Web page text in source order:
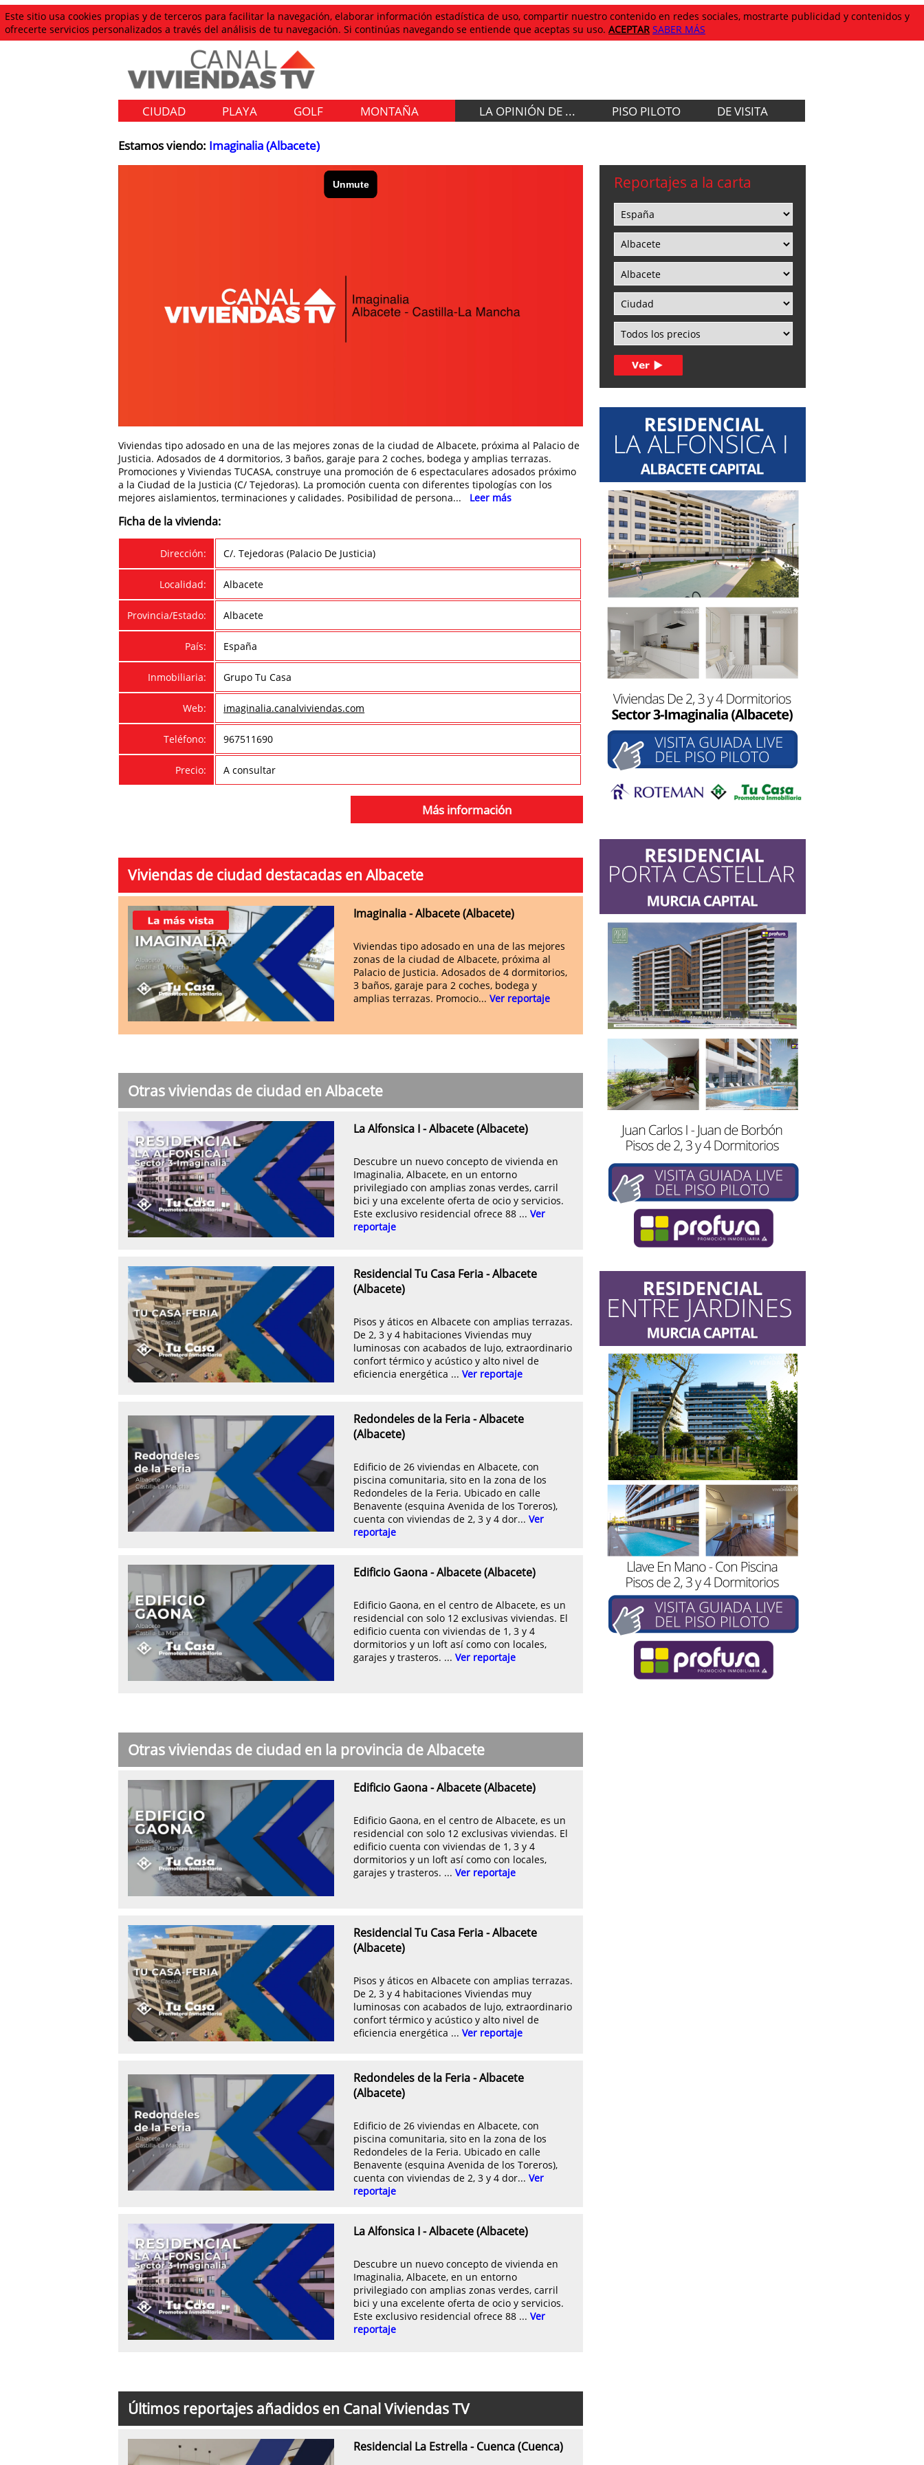
Este sitio usa cookies propias y de terceros para facilitar la navegación, elaborar información estadística de uso, compartir nuestro contenido en redes sociales, mostrarte publicidad y contenidos y
ofrecerte servicios personalizados a través del análisis de tu navegación. Si continúas navegando se entiende que aceptas su uso. ACEPTAR SABER MÁS
CIUDAD PLAYA GOLF MONTAÑA LA OPINIÓN DE ... PISO PILOTO DE VISITA
Estamos viendo: Imaginalia (Albacete)
Viviendas tipo adosado en una de las mejores zonas de la ciudad de Albacete, próxima al Palacio de
Justicia. Adosados de 4 dormitorios, 3 baños, garaje para 2 coches, bodega y amplias terrazas.
Promociones y Viviendas TUCASA, construye una promoción de 6 espectaculares adosados próximo
a la Ciudad de la Justicia (C/ Tejedoras). La promoción cuenta con diferentes tipologías con los
mejores aislamientos, terminaciones y calidades. Posibilidad de persona... Leer más
Ficha de la vivienda:
Dirección: C/. Tejedoras (Palacio De Justicia)
Localidad: Albacete
Provincia/Estado: Albacete
País: España
Inmobiliaria: Grupo Tu Casa
Web: imaginalia.canalviviendas.com
Teléfono: 967511690
Precio: A consultar
Más información
Viviendas de ciudad destacadas en Albacete
Imaginalia - Albacete (Albacete)
Viviendas tipo adosado en una de las mejores
zonas de la ciudad de Albacete, próxima al
Palacio de Justicia. Adosados de 4 dormitorios,
3 baños, garaje para 2 coches, bodega y
amplias terrazas. Promocio... Ver reportaje
Otras viviendas de ciudad en Albacete
La Alfonsica I - Albacete (Albacete)
Descubre un nuevo concepto de vivienda en
Imaginalia, Albacete, en un entorno
privilegiado con amplias zonas verdes, carril
bici y una excelente oferta de ocio y servicios.
Este exclusivo residencial ofrece 88 ... Ver
reportaje
Residencial Tu Casa Feria - Albacete
(Albacete)
Pisos y áticos en Albacete con amplias terrazas.
De 2, 3 y 4 habitaciones Viviendas muy
luminosas con acabados de lujo, extraordinario
confort térmico y acústico y alto nivel de
eficiencia energética ... Ver reportaje
Redondeles de la Feria - Albacete
(Albacete)
Edificio de 26 viviendas en Albacete, con
piscina comunitaria, sito en la zona de los
Redondeles de la Feria. Ubicado en calle
Benavente (esquina Avenida de los Toreros),
cuenta con viviendas de 2, 3 y 4 dor... Ver
reportaje
Edificio Gaona - Albacete (Albacete)
Edificio Gaona, en el centro de Albacete, es un
residencial con solo 12 exclusivas viviendas. El
edificio cuenta con viviendas de 1, 3 y 4
dormitorios y un loft así como con locales,
garajes y trasteros. ... Ver reportaje
Otras viviendas de ciudad en la provincia de Albacete
Edificio Gaona - Albacete (Albacete)
Edificio Gaona, en el centro de Albacete, es un
residencial con solo 12 exclusivas viviendas. El
edificio cuenta con viviendas de 1, 3 y 4
dormitorios y un loft así como con locales,
garajes y trasteros. ... Ver reportaje
Residencial Tu Casa Feria - Albacete
(Albacete)
Pisos y áticos en Albacete con amplias terrazas.
De 2, 3 y 4 habitaciones Viviendas muy
luminosas con acabados de lujo, extraordinario
confort térmico y acústico y alto nivel de
eficiencia energética ... Ver reportaje
Redondeles de la Feria - Albacete
(Albacete)
Edificio de 26 viviendas en Albacete, con
piscina comunitaria, sito en la zona de los
Redondeles de la Feria. Ubicado en calle
Benavente (esquina Avenida de los Toreros),
cuenta con viviendas de 2, 3 y 4 dor... Ver
reportaje
La Alfonsica I - Albacete (Albacete)
Descubre un nuevo concepto de vivienda en
Imaginalia, Albacete, en un entorno
privilegiado con amplias zonas verdes, carril
bici y una excelente oferta de ocio y servicios.
Este exclusivo residencial ofrece 88 ... Ver
reportaje
Últimos reportajes añadidos en Canal Viviendas TV
Residencial La Estrella - Cuenca (Cuenca)
Reportajes a la carta